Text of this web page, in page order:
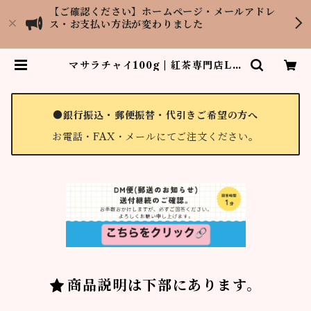
【ご確認ください】ホームページ・メールアドレ
ス・お支払い方法が変わりました
マサラチャイ100g | 紅茶専門店LO
●銀行振込・郵便振替・代引きご希望の方へ
お電話・FAX・メールにてご注文ください。
商品説明は下部にあります。